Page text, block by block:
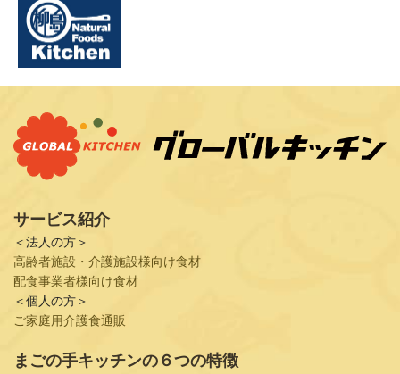
サービス紹介
＜法人の方＞
高齢者施設・介護施設様向け食材
配食事業者様向け食材
＜個人の方＞
ご家庭用介護食通販
まごの手キッチンの６つの特徴